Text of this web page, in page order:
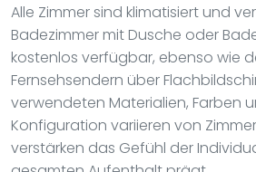
Alle Zimmer sind klimatisiert und
Badezimmer mit Dusche oder
kostenlos verfügbar, ebenso wie
Fernsehsendern über
verwendeten Materialien, Farben
Konfiguration variieren von
verstärken das Gefühl der